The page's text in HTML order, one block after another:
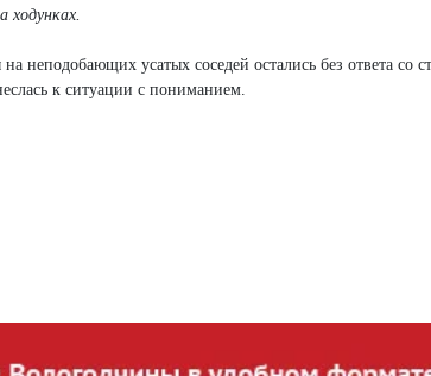
ходунках.
неподобающих усатых соседей остались без ответа со
к ситуации с пониманием.